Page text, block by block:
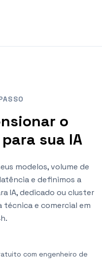
o
sua IA
modelos, volume de
e definimos a
IA, dedicado ou cluster
técnica e comercial em
com engenheiro de